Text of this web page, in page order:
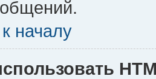
началу